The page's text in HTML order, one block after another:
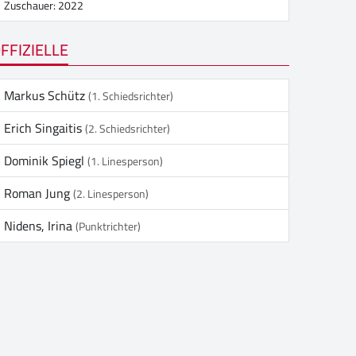
Zuschauer: 2022
Markus Schütz(1. Schiedsrichter)
Erich Singaitis(2. Schiedsrichter)
Dominik Spiegl(1. Linesperson)
Roman Jung(2. Linesperson)
Nidens, Irina(Punktrichter)